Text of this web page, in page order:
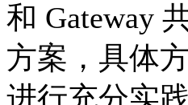
和 Gateway
方案，具体
进行充分实